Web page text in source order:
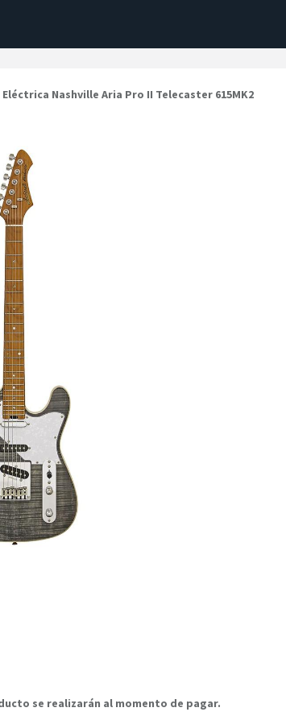
Nashville Aria Pro II Telecaster 615MK2
se realizarán al momento de pagar.